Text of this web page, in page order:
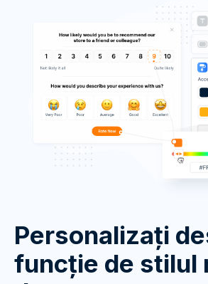
Personalizați
funcție de stilul